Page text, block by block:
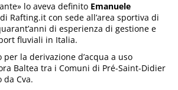
lo aveva definito Emanuele
Rafting.it con sede all’area sportiva di
di esperienza di gestione e
fluviali in Italia.
la derivazione d’acqua a uso
Baltea tra i Comuni di Pré-Saint-Didier
Cva.